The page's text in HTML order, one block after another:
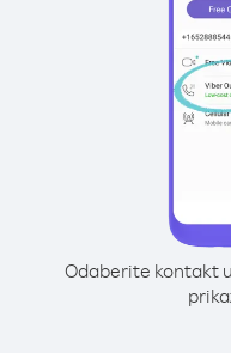
Odaberite kontakt